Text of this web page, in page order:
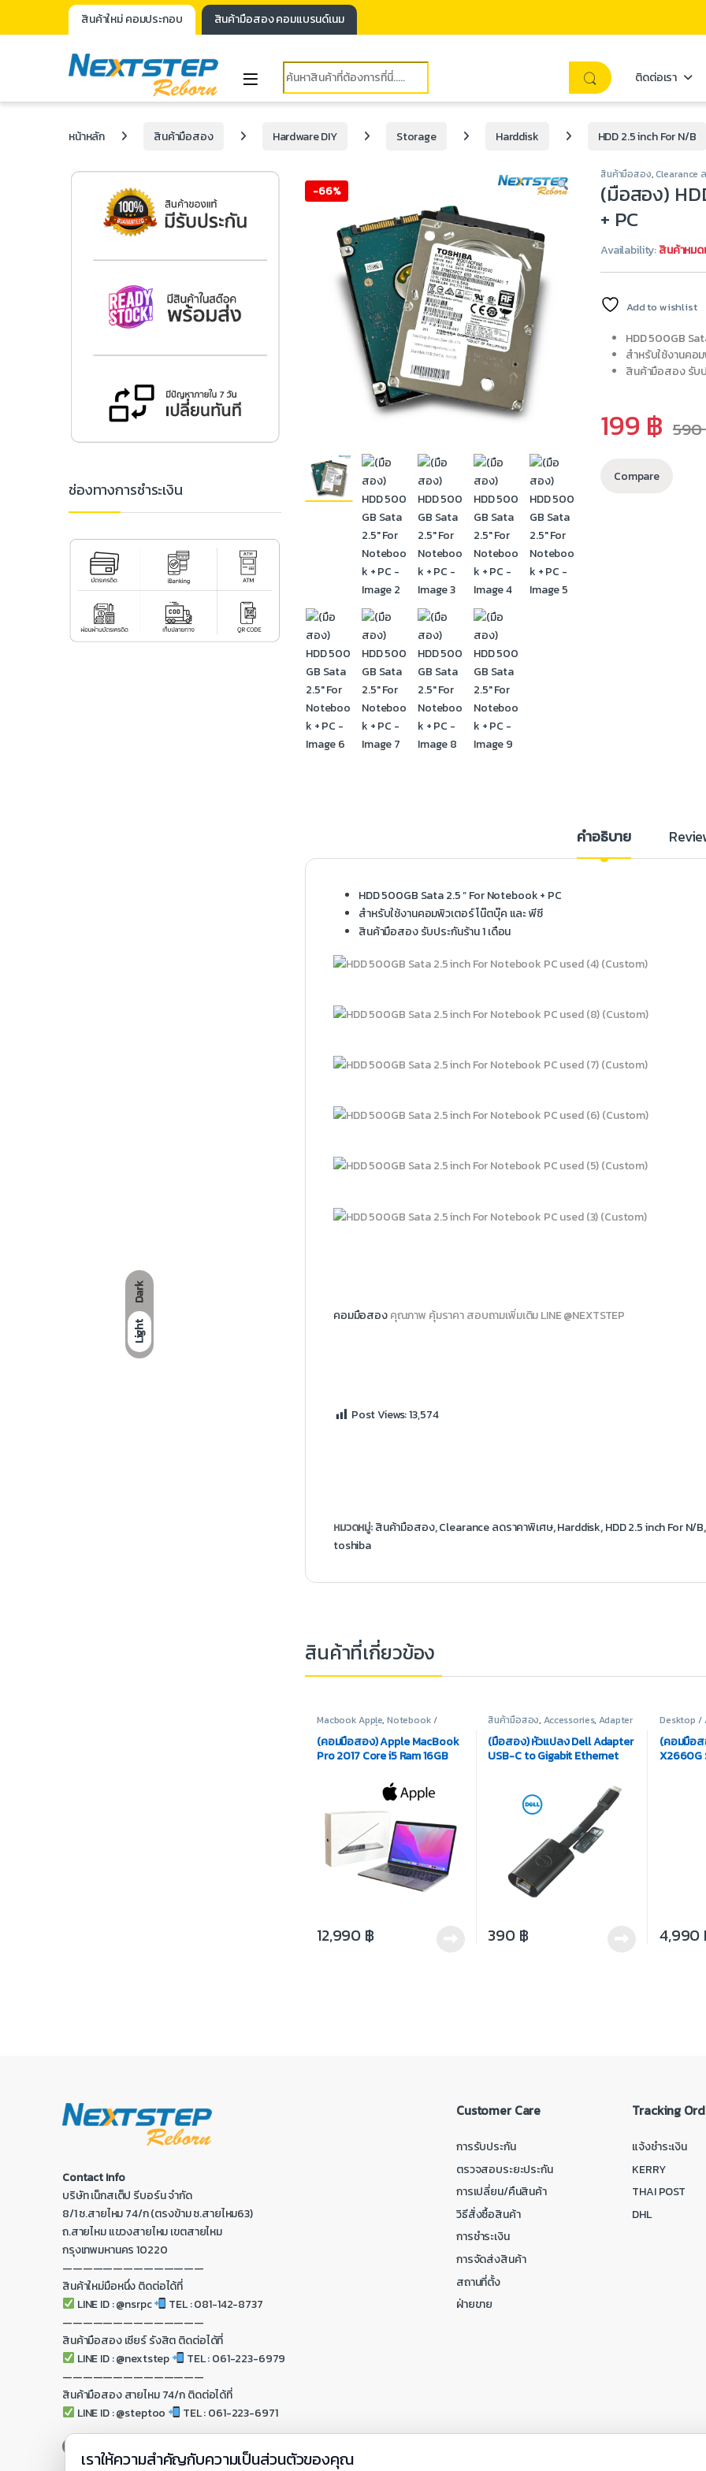
Dark
Light
สินค้าใหม่ คอมประกอบ สินค้ามือสอง คอมแบรนด์เนม
ติดต่อเรา
หน้าหลัก สินค้ามือสอง Hardware DIY Storage Harddisk HDD 2.5 inch For N/B
-66%
สินค้ามือสอง,Clearance
(มือสอง)
+ PC
Availability:สินค้าหม
Add to wishlist
HDD 500GB
สำหรับใช้งานคอ
สินค้ามือสอง รับป
199 ฿ 590
Compare
คำอธิบาย
HDD 500GB Sata 2.5 ” For Notebook + PC
สำหรับใช้งานคอมพิวเตอร์ โน๊ตบุ๊ค และ พีซี
สินค้ามือสอง รับประกันร้าน 1 เดือน
คอมมือสองคุณภาพ คุ้มราคา สอบถามเพิ่มเติม LINE @NEXTSTEP
Post Views:13,574
หมวดหมู่:สินค้ามือสอง,Clearance ลดราคาพิเศษ,Harddisk,HDD 2.5 inch For N/B
toshiba
สินค้าที่เกี่ยวข้อง
Macbook Apple, Notebook /
สินค้ามือสอง
(คอมมือสอง) Apple MacBook
Pro 2017 Core i5 Ram 16GB
12,990 ฿
สินค้ามือสอง, Accessories,Adapter
(มือสอง) หัวแปลง Dell Adapter
USB-C to Gigabit Ethernet
390 ฿
Desktop /
(คอมมือส
X2660G
4,990
ช่องทางการชำระเงิน
Contact Info
บริษัท เน็กสเต็ป รีบอร์น จำกัด
8/1 ซ.สายไหม 74/ก (ตรงข้าม ซ.สายไหม63)
ถ.สายไหม แขวงสายไหม เขตสายไหม
กรุงเทพมหานคร 10220
——————————————
สินค้าใหม่มือหนึ่ง ติดต่อได้ที่
LINE ID : @nsrpc
TEL : 081-142-8737
——————————————
สินค้ามือสอง เซียร์ รังสิต ติดต่อได้ที่
LINE ID : @nextstep
TEL : 061-223-6979
——————————————
สินค้ามือสอง สายไหม 74/ก ติดต่อได้ที่
LINE ID : @steptoo
TEL : 061-223-6971
Customer Care
การรับประกัน
ตรวจสอบระยะประกัน
การเปลี่ยน/คืนสินค้า
วิธีสั่งซื้อสินค้า
การชำระเงิน
การจัดส่งสินค้า
สถานที่ตั้ง
ฝ่ายขาย
Tracking
แจ้งชำระเงิน
KERRY
THAI POST
DHL
เราให้ความสำคัญกับความเป็นส่วนตัวของคุณ